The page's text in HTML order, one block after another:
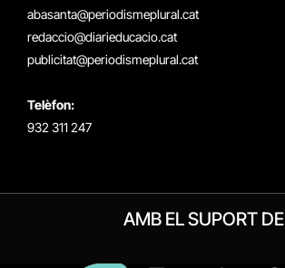
abasanta@periodismeplural.cat
redaccio@diarieducacio.cat
publicitat@periodismeplural.cat
Telèfon:
932 311 247
AMB EL SUPORT DE